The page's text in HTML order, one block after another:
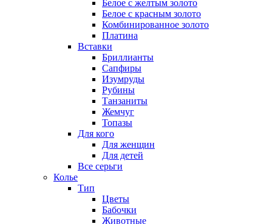
Белое с желтым золото
Белое с красным золото
Комбинированное золото
Платина
Вставки
Бриллианты
Сапфиры
Изумруды
Рубины
Танзаниты
Жемчуг
Топазы
Для кого
Для женщин
Для детей
Все серьги
Колье
Тип
Цветы
Бабочки
Животные